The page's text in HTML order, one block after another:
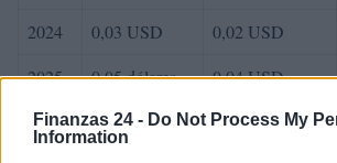
Finanzas 24 - Do Not Process My
Information
2024 0,03 USD 0,02 USD
2025
0,05 dólares 0,04 USD
2026
0,08 USD 0,06 USD